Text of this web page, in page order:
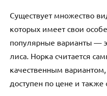
Существует множество
которых имеет свои
популярные варианты —
лиса. Норка считается
качественным
доступен по цене и